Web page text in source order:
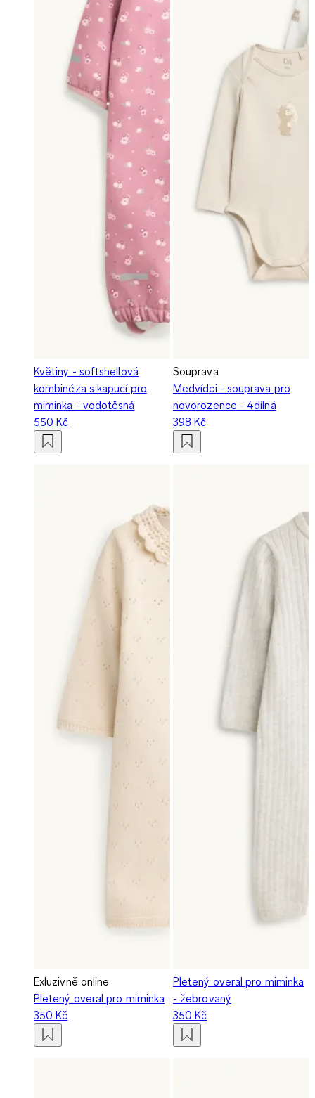
Květiny - softshellová
kombinéza s kapucí pro
miminka - vodotěsná
550 Kč
Souprava
Medvídci - souprava pro
novorozence - 4dílná
398 Kč
Exluzivně online
Pletený overal pro miminka
350 Kč
Pletený overal pro miminka
- žebrovaný
350 Kč